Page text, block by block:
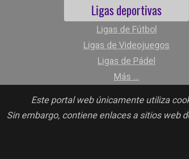
Este portal web únicamente utiliza
Sin embargo, contiene enlaces a sitios web
Ligas deportivas
Ligas de Fútbol
Ligas de Videojuegos
Ligas de Pádel
Más ...